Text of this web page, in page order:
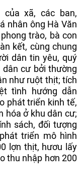
của xã, các ban,
nhân ông Hà Văn
trào, bà con
kết, cùng chung
dân tin yêu, quý
cư bởi thường
như ruột thịt; tích
tình hướng dẫn
phát triển kinh tế,
hóa ở khu dân cư;
sách, đối tượng
triển mô hình
lợn thịt, hươu lấy
thu nhập hơn 200